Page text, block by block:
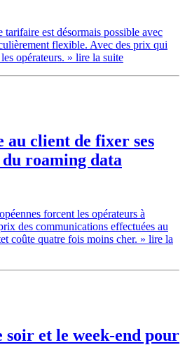
est désormais possible avec
flexible. Avec des prix qui
opérateurs. » lire la suite
au client de fixer ses
roaming data
forcent les opérateurs à
des communications effectuées au
coûte quatre fois moins cher. » lire la
soir et le week-end pour